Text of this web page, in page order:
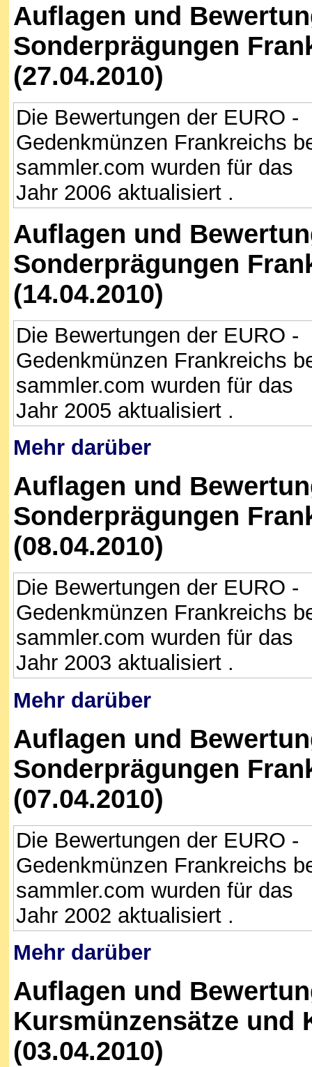
Auflagen und
Sonderprägungen
(27.04.2010)
Die Bewertungen der EURO -
Gedenkmünzen Frankreichs
sammler.com wurden für das
Jahr 2006 aktualisiert .
Auflagen und
Sonderprägungen
(14.04.2010)
Die Bewertungen der EURO -
Gedenkmünzen Frankreichs
sammler.com wurden für das
Jahr 2005 aktualisiert .
Mehr darüber
Auflagen und
Sonderprägungen
(08.04.2010)
Die Bewertungen der EURO -
Gedenkmünzen Frankreichs
sammler.com wurden für das
Jahr 2003 aktualisiert .
Mehr darüber
Auflagen und
Sonderprägungen
(07.04.2010)
Die Bewertungen der EURO -
Gedenkmünzen Frankreichs
sammler.com wurden für das
Jahr 2002 aktualisiert .
Mehr darüber
Auflagen und
Kursmünzensätze und
(03.04.2010)